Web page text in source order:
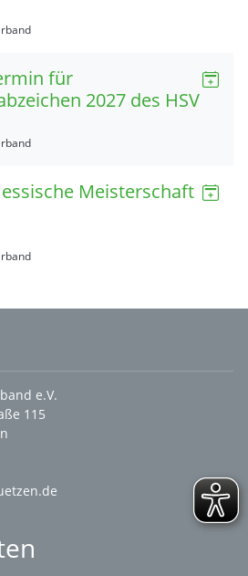
für
2027 des HSV
Meisterschaft
e.V.
115